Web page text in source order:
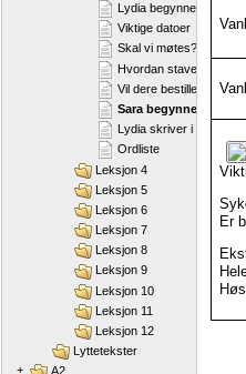
Er
Lydia begynner på
Viktige datoer
Skal vi møtes?
Hvordan staver du
Vil dere bestille?
Sara begynner i
Lydia skriver i ei dagbok
Ordliste
Leksjon 4
Leksjon 5
Leksjon 6
Leksjon 7
Leksjon 8
Leksjon 9
Leksjon 10
Leksjon 11
Leksjon 12
Lyttetekster
+
A2